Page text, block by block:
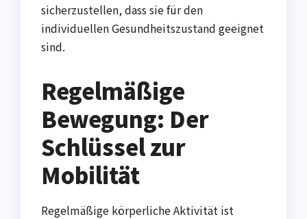
sicherzustellen, dass sie für den
individuellen Gesundheitszustand geeignet
sind.
Regelmäßige
Bewegung: Der
Schlüssel zur
Mobilität
Regelmäßige körperliche Aktivität ist